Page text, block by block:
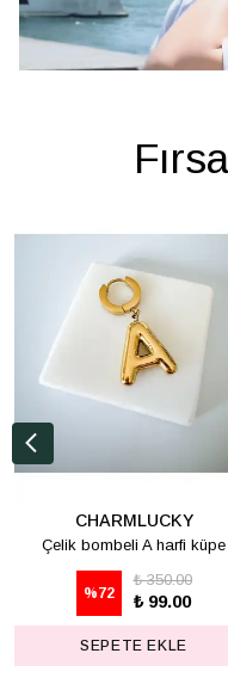
CHARMLUCKY
Çelik bombeli A harfi küpe
%72
₺ 350.00
₺ 99.00
SEPETE EKLE